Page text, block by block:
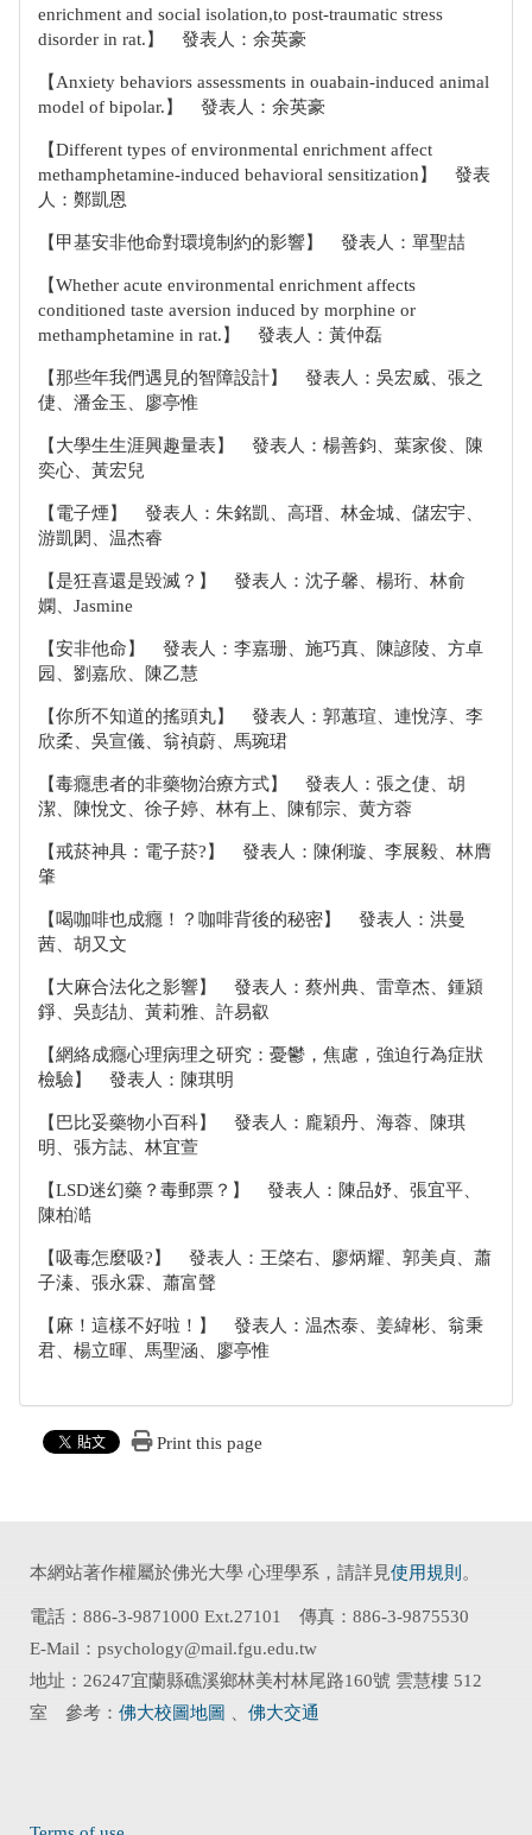
enrichment and social isolation,to post-traumatic stress
disorder in rat.】 發表人：余英豪
【Anxiety behaviors assessments in ouabain-induced animal
model of bipolar.】 發表人：余英豪
【Different types of environmental enrichment affect
methamphetamine-induced behavioral sensitization】 發表
人：鄭凱恩
【甲基安非他命對環境制約的影響】 發表人：單聖喆
【Whether acute environmental enrichment affects
conditioned taste aversion induced by morphine or
methamphetamine in rat.】 發表人：黃仲磊
【那些年我們遇見的智障設計】 發表人：吳宏威、張之
倢、潘金玉、廖亭惟
【大學生生涯興趣量表】 發表人：楊善鈞、葉家俊、陳
奕心、黃宏兒
【電子煙】 發表人：朱銘凱、高瑨、林金城、儲宏宇、
游凱閎、温杰睿
【是狂喜還是毀滅？】 發表人：沈子馨、楊珩、林俞
嫻、Jasmine
【安非他命】 發表人：李嘉珊、施巧真、陳諺陵、方卓
园、劉嘉欣、陳乙慧
【你所不知道的搖頭丸】 發表人：郭蕙瑄、連悅淳、李
欣柔、吳宣儀、翁禎蔚、馬琬珺
【毒癮患者的非藥物治療方式】 發表人：張之倢、胡
潔、陳悅文、徐子婷、林有上、陳郁宗、黄方蓉
【戒菸神具：電子菸?】 發表人：陳俐璇、李展毅、林膺
肇
【喝咖啡也成癮！？咖啡背後的秘密】 發表人：洪曼
茜、胡又文
【大麻合法化之影響】 發表人：蔡州典、雷章杰、鍾潁
錚、吳彭劼、黃莉雅、許易叡
【網絡成癮心理病理之研究：憂鬱，焦慮，強迫行為症狀
檢驗】 發表人：陳琪明
【巴比妥藥物小百科】 發表人：龐穎丹、海蓉、陳琪
明、張方誌、林宜萱
【LSD迷幻藥？毒郵票？】 發表人：陳品妤、張宜平、
陳柏澔
【吸毒怎麼吸?】 發表人：王棨右、廖炳耀、郭美貞、蕭
子溱、張永霖、蕭富聲
【麻！這樣不好啦！】 發表人：温杰泰、姜緯彬、翁秉
君、楊立暉、馬聖涵、廖亭惟
Print this page
本網站著作權屬於佛光大學 心理學系，請詳見使用規則 。
電話：886-3-9871000 Ext.27101 傳真：886-3-9875530
E-Mail：psychology@mail.fgu.edu.tw
地址：26247宜蘭縣礁溪鄉林美村林尾路160號 雲慧樓 512
室 參考： 佛大校圖地圖 佛大交通